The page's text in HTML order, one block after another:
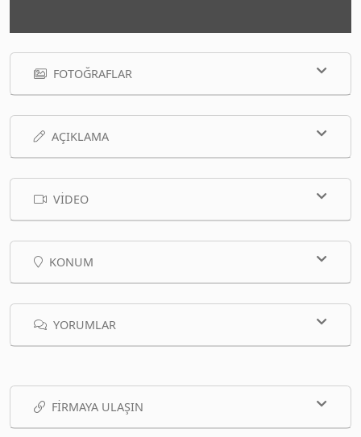
FOTOĞRAFLAR
AÇIKLAMA
VIDEO
KONUM
YORUMLAR
FIRMAYA ULAŞIN